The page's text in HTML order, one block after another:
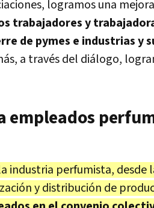
logramos una
trabajadores y
de pymes e industrias y
a través del diálogo,
empleados
industria perfumista, desde
y distribución de